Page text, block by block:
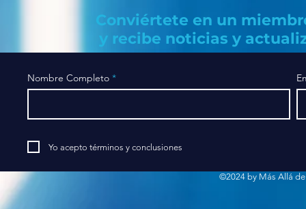
Conviértete en un
y recibe noticias y
Nombre Completo
Yo acepto términos y conclusiones
©2024 by Más Allá